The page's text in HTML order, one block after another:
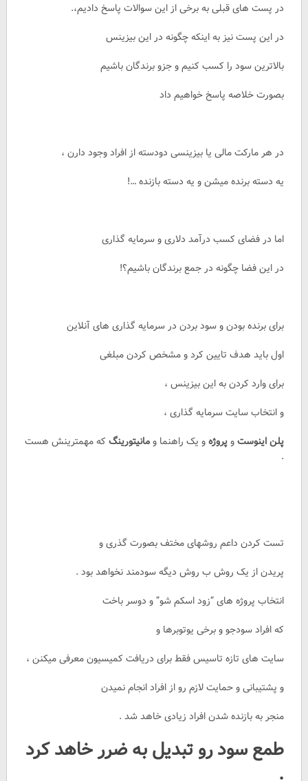
در پست های قبلی به برخی از این سوالات پاسخ دادیم،.
در این پست نیز به اینکه چگونه در این بیزینس
بالاترین سود را کسب کنیم و جزو برندگان باشیم
بصورت خلاصه پاسخ خواهیم داد
در هر مارکت مالی یا بیزینسی دودسته از افراد وجود دارن ،
یه دسته برنده میشن و یه دسته بازنده …!
اما در فضای کسب درآمد دلاری و سرمایه گذاری
در این فضا چگونه در جمع برندگان باشیم؟!
برای برنده بودن و سود بردن در سرمایه گذاری های آنلاین
اول باید هدف تایین کرد و مشخص کردن مبلغی
برای وارد کردن به این بیزینس ،
و انتخاب سایت سرمایه گذاری ،
پلن اینوستوپروژهو یک راهنما ومانیتورینگکه مهمترینش هست
.
تست کردن داعم روشهای مختف بصورت گذری و
پریدن از یک روش ب روش دیگه سودمند نخواهد بود .
انتخاب پروژه های “زود اسکم شو” و دوسر باخت
که افراد سودجو و برخی یوتوبرها و
سایت های تازه تاسیس فقط برای دریافت کمیسیون معرفی میکنن ،
و پشتیبانی و حمایت لازم رو از افراد انجام نمیدن
منجر به بازنده شدن افراد زیادی خاهد شد .
طمع سود رو تبدیل به ضرر خاهد کرد
.